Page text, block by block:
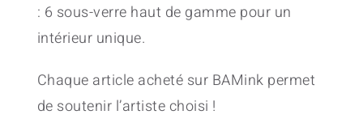
: 6 sous-verre haut de gamme pour un
intérieur unique.
Chaque article acheté sur BAMink permet
de soutenir l’artiste choisi !